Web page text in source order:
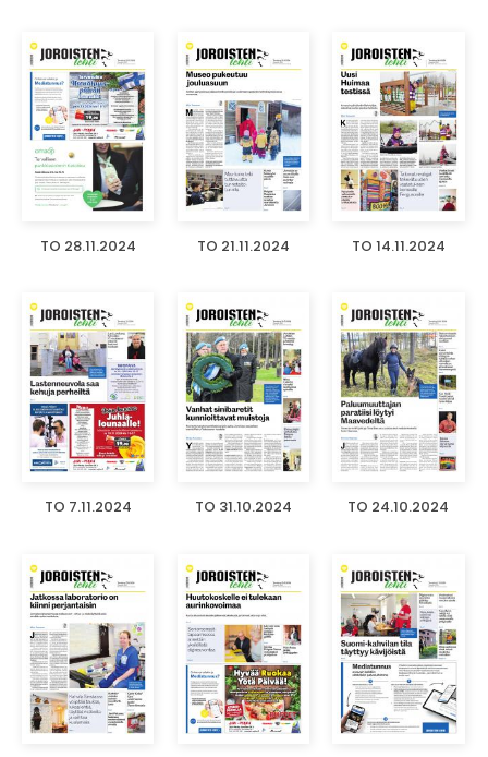
TO 28.11.2024 TO 21.11.2024 TO 14.11.2024
TO 7.11.2024 TO 31.10.2024 TO 24.10.2024